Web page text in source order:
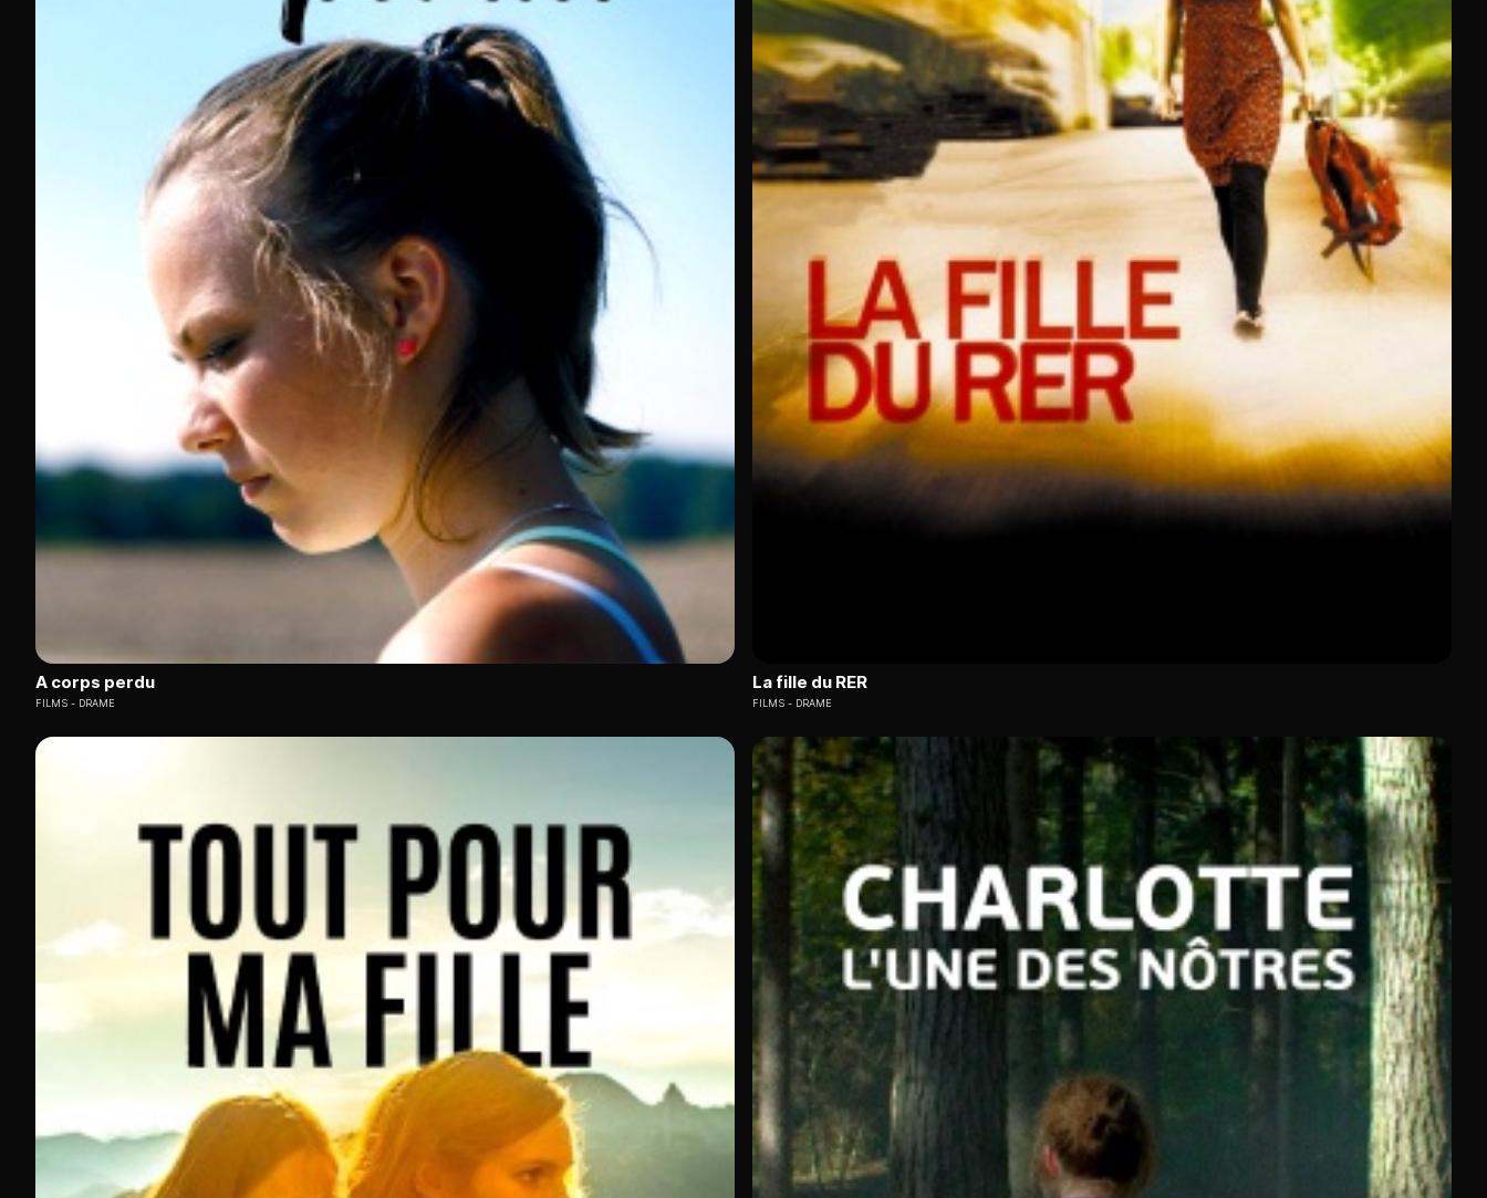
A corps perdu
FILMS DRAME
La fille du RER
FILMS DRAME